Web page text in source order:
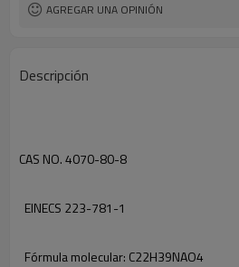
AGREGAR UNA OPINIÓN
Descripción
CAS NO.4070-80-8
EINECS 223-781-1
Fórmula molecular: C22H39NAO4